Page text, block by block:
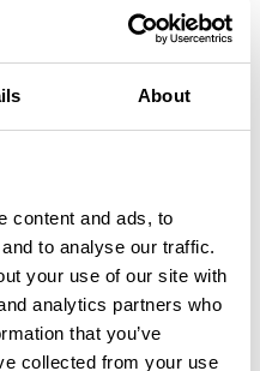
About
content and ads, to
to analyse our traffic.
your use of our site with
analytics partners who
that you’ve
collected from your use
HV5 HYBRID
17 m